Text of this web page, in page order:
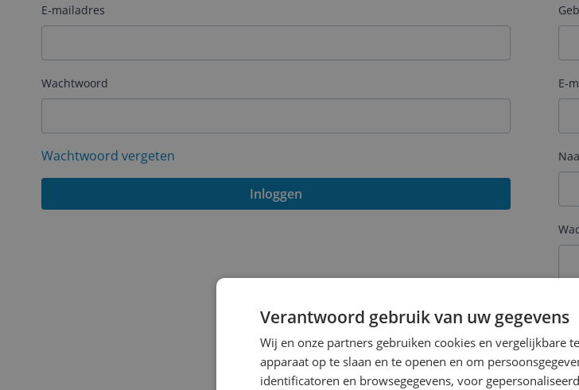
Er zijn geen producten
E-mailadres
Wachtwoord
Wachtwoord vergeten
Inloggen
E-
Verantwoord gebruik van uw gegevens
Wij en onze partners gebruiken cookies en vergelijkbare
apparaat op te slaan en te openen en om
identificatoren en browsegegevens, voor